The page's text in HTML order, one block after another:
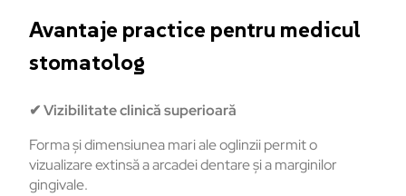
Avantaje practice pentru medicul
stomatolog
✔Vizibilitate clinică superioară
Forma și dimensiunea mari ale oglinzii permit o
vizualizare extinsă a arcadei dentare și a marginilor
gingivale.